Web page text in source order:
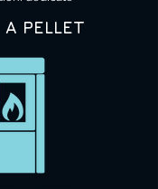
A PELLET